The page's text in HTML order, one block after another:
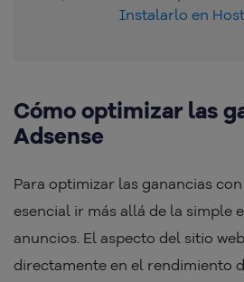
Instalarlo en
Cómo optimizar las
Adsense
Para optimizar las ganancias con
esencial ir más allá de la simple
anuncios. El aspecto del sitio
directamente en el rendimiento